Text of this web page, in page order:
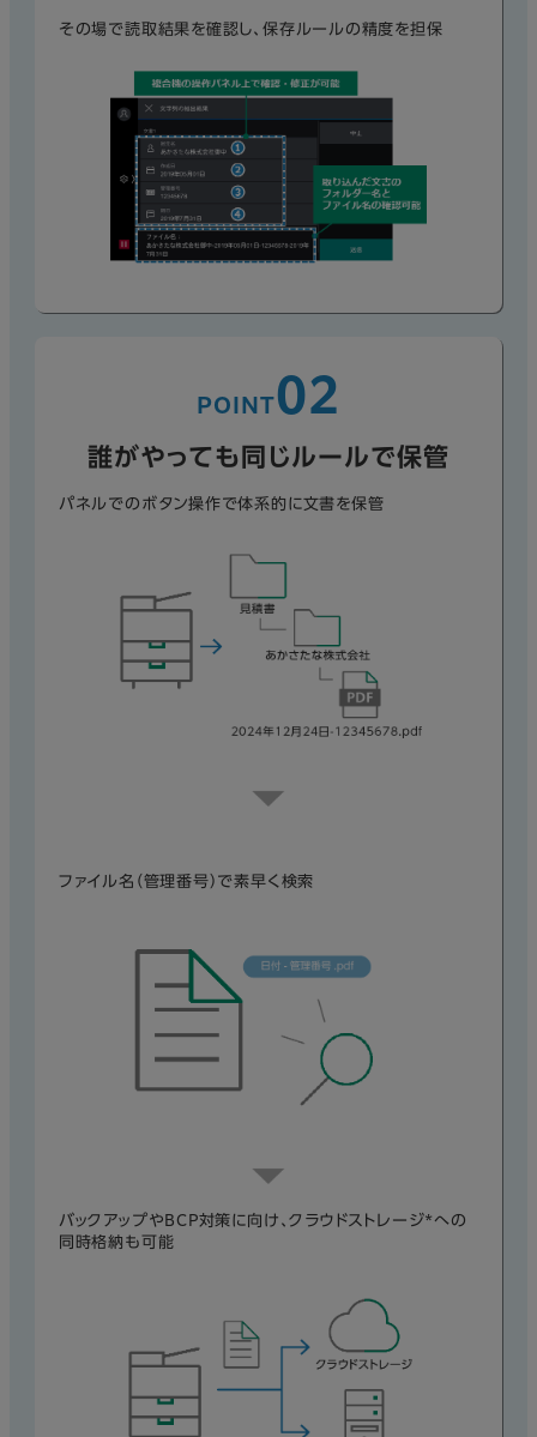
その場で読取結果を確認し、保存ルールの精度を担保
POINT02
誰がやっても同じルールで保管
パネルでのボタン操作で体系的に文書を保管
ファイル名（管理番号）で素早く検索
バックアップやBCP対策に向け、クラウドストレージ*への
同時格納も可能